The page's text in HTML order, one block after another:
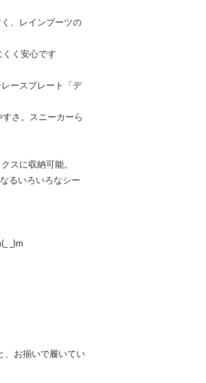
、レインブーツの
く安心です
ースプレート「デ
さ。スニーカーら
スに収納可能。
るいろいろなシー
_)m
、お揃いで履いてい